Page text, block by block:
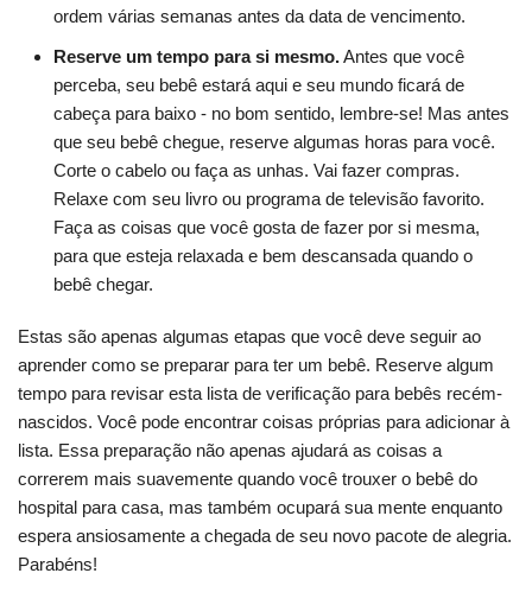
ordem várias semanas antes da data de vencimento.
Reserve um tempo para si mesmo.Antes que você
perceba, seu bebê estará aqui e seu mundo ficará de
cabeça para baixo - no bom sentido, lembre-se! Mas antes
que seu bebê chegue, reserve algumas horas para você.
Corte o cabelo ou faça as unhas. Vai fazer compras.
Relaxe com seu livro ou programa de televisão favorito.
Faça as coisas que você gosta de fazer por si mesma,
para que esteja relaxada e bem descansada quando o
bebê chegar.
Estas são apenas algumas etapas que você deve seguir ao
aprender como se preparar para ter um bebê. Reserve algum
tempo para revisar esta lista de verificação para bebês recém-
nascidos. Você pode encontrar coisas próprias para adicionar à
lista. Essa preparação não apenas ajudará as coisas a
correrem mais suavemente quando você trouxer o bebê do
hospital para casa, mas também ocupará sua mente enquanto
espera ansiosamente a chegada de seu novo pacote de alegria.
Parabéns!